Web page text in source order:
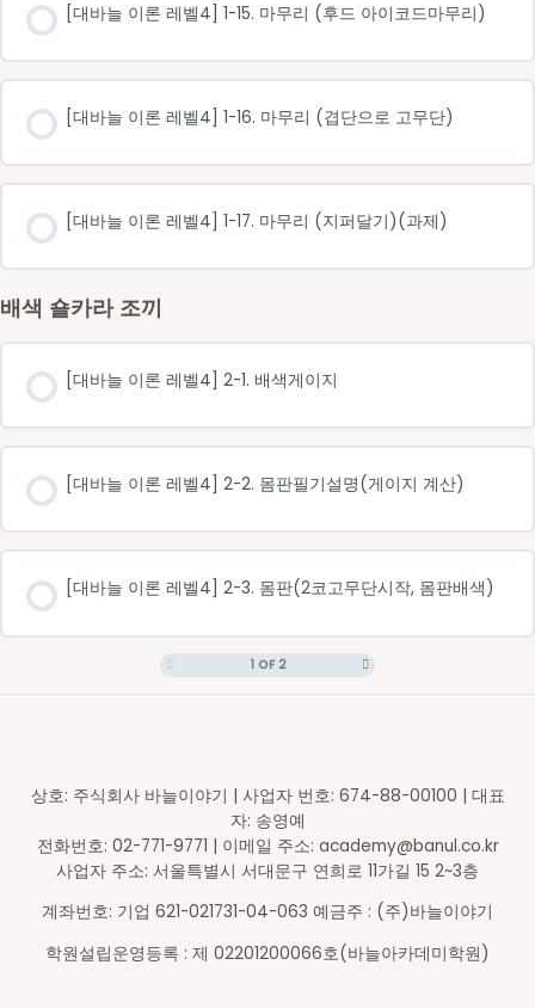
[대바늘 이론 레벨4] 1-15. 마무리 (후드 아이코드마무리)
[대바늘 이론 레벨4] 1-16. 마무리 (겹단으로 고무단)
[대바늘 이론 레벨4] 1-17. 마무리 (지퍼달기)(과제)
배색 숄카라 조끼
[대바늘 이론 레벨4] 2-1. 배색게이지
[대바늘 이론 레벨4] 2-2. 몸판필기설명(게이지 계산)
[대바늘 이론 레벨4] 2-3. 몸판(2코고무단시작, 몸판배색)
1 OF 2
상호: 주식회사 바늘이야기 | 사업자 번호: 674-88-00100 | 대표
자: 송영예
전화번호: 02-771-9771 | 이메일 주소: academy@banul.co.kr
사업자 주소: 서울특별시 서대문구 연희로 11가길 15 2~3층
계좌번호: 기업 621-021731-04-063 예금주 : (주)바늘이야기
학원설립운영등록 : 제 02201200066호(바늘아카데미학원)